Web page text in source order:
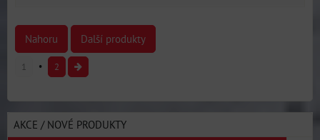
Nahoru Další produkty
1 2
AKCE / NOVÉ PRODUKTY